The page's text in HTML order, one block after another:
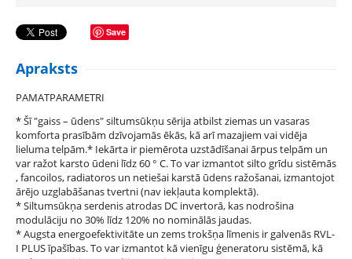
Save
Apraksts
PAMATPARAMETRI
* Šī "gaiss – ūdens" siltumsūkņu sērija atbilst ziemas un vasaras
komforta prasībām dzīvojamās ēkās, kā arī mazajiem vai vidēja
lieluma telpām.* Iekārta ir piemērota uzstādīšanai ārpus telpām un
var ražot karsto ūdeni līdz 60 ° C. To var izmantot silto grīdu sistēmās
, fancoilos, radiatoros un netiešai karstā ūdens ražošanai, izmantojot
ārējo uzglabāšanas tvertni (nav iekļauta komplektā).
* Siltumsūkņa serdenis atrodas DC invertorā, kas nodrošina
modulāciju no 30% līdz 120% no nominālās jaudas.
* Augsta energoefektivitāte un zems trokšņa līmenis ir galvenās RVL-
I PLUS īpašības. To var izmantot kā vienīgu ģeneratoru sistēmā, kā